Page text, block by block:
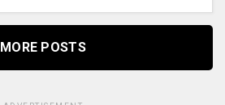
MORE POSTS